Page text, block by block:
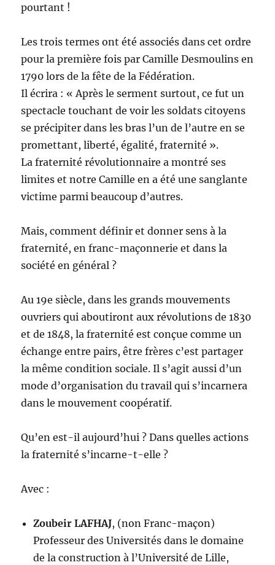
pourtant !
Les trois termes ont été associés dans cet ordre
pour la première fois par Camille Desmoulins en
1790 lors de la fête de la Fédération.
Il écrira : « Après le serment surtout, ce fut un
spectacle touchant de voir les soldats citoyens
se précipiter dans les bras l’un de l’autre en se
promettant, liberté, égalité, fraternité ».
La fraternité révolutionnaire a montré ses
limites et notre Camille en a été une sanglante
victime parmi beaucoup d’autres.
Mais, comment définir et donner sens à la
fraternité, en franc-maçonnerie et dans la
société en général ?
Au 19e siècle, dans les grands mouvements
ouvriers qui aboutiront aux révolutions de 1830
et de 1848, la fraternité est conçue comme un
échange entre pairs, être frères c’est partager
la même condition sociale. Il s’agit aussi d’un
mode d’organisation du travail qui s’incarnera
dans le mouvement coopératif.
Qu’en est-il aujourd’hui ? Dans quelles actions
la fraternité s’incarne-t-elle ?
Avec :
Zoubeir LAFHAJ, (non Franc-maçon)
Professeur des Universités dans le domaine
de la construction à l’Université de Lille,